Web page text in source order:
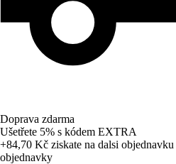
Doprava zdarma
Ušetřete 5% s kódem EXTRA
+84,70 Kč ziskate na dalsi objednavku
objednavky